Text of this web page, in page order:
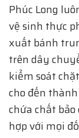
Phúc Long
vệ sinh thực
xuất bánh
trên dây
kiểm soát
cho đến
chứa chất bảo
hợp với mọi